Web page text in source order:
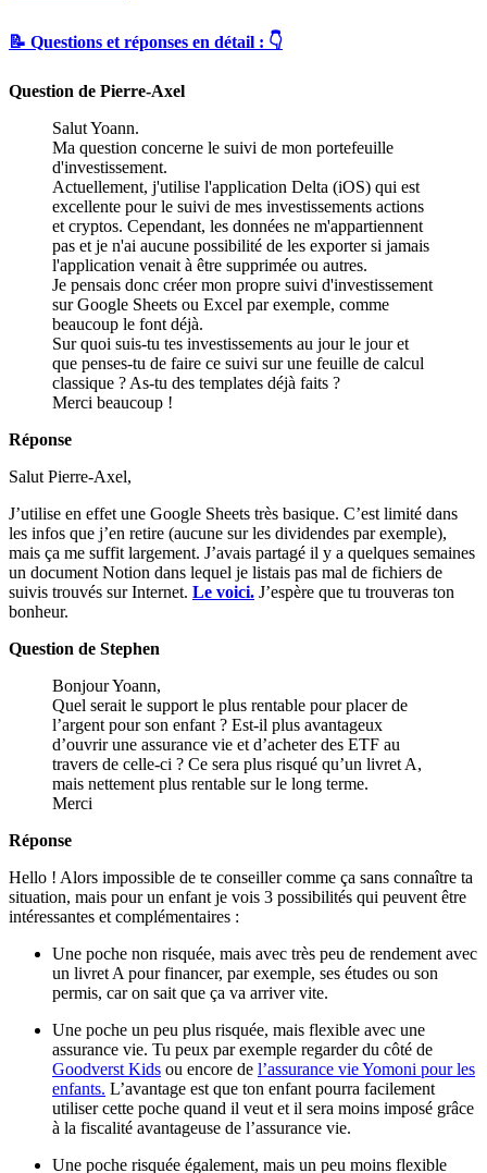
📝 Questions et réponses en détail : 👇
Question de Pierre-Axel
Salut Yoann.
Ma question concerne le suivi de mon portefeuille
d'investissement.
Actuellement, j'utilise l'application Delta (iOS) qui est
excellente pour le suivi de mes investissements actions
et cryptos. Cependant, les données ne m'appartiennent
pas et je n'ai aucune possibilité de les exporter si jamais
l'application venait à être supprimée ou autres.
Je pensais donc créer mon propre suivi d'investissement
sur Google Sheets ou Excel par exemple, comme
beaucoup le font déjà.
Sur quoi suis-tu tes investissements au jour le jour et
que penses-tu de faire ce suivi sur une feuille de calcul
classique ? As-tu des templates déjà faits ?
Merci beaucoup !
Réponse
Salut Pierre-Axel,
J’utilise en effet une Google Sheets très basique. C’est limité dans
les infos que j’en retire (aucune sur les dividendes par exemple),
mais ça me suffit largement. J’avais partagé il y a quelques semaines
un document Notion dans lequel je listais pas mal de fichiers de
suivis trouvés sur Internet. Le voici. J’espère que tu trouveras ton
bonheur.
Question de Stephen
Bonjour Yoann,
Quel serait le support le plus rentable pour placer de
l’argent pour son enfant ? Est-il plus avantageux
d’ouvrir une assurance vie et d’acheter des ETF au
travers de celle-ci ? Ce sera plus risqué qu’un livret A,
mais nettement plus rentable sur le long terme.
Merci
Réponse
Hello ! Alors impossible de te conseiller comme ça sans connaître ta
situation, mais pour un enfant je vois 3 possibilités qui peuvent être
intéressantes et complémentaires :
Une poche non risquée, mais avec très peu de rendement avec
un livret A pour financer, par exemple, ses études ou son
permis, car on sait que ça va arriver vite.
Une poche un peu plus risquée, mais flexible avec une
assurance vie. Tu peux par exemple regarder du côté de
Goodverst Kids ou encore de l’assurance vie Yomoni pour les
enfants. L’avantage est que ton enfant pourra facilement
utiliser cette poche quand il veut et il sera moins imposé grâce
à la fiscalité avantageuse de l’assurance vie.
Une poche risquée également, mais un peu moins flexible